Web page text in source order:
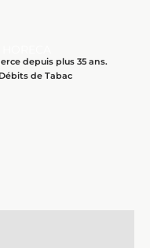
depuis plus 35 ans.
de Tabac